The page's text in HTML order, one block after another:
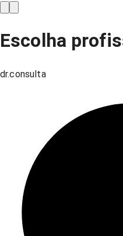
Escolha
dr.consulta